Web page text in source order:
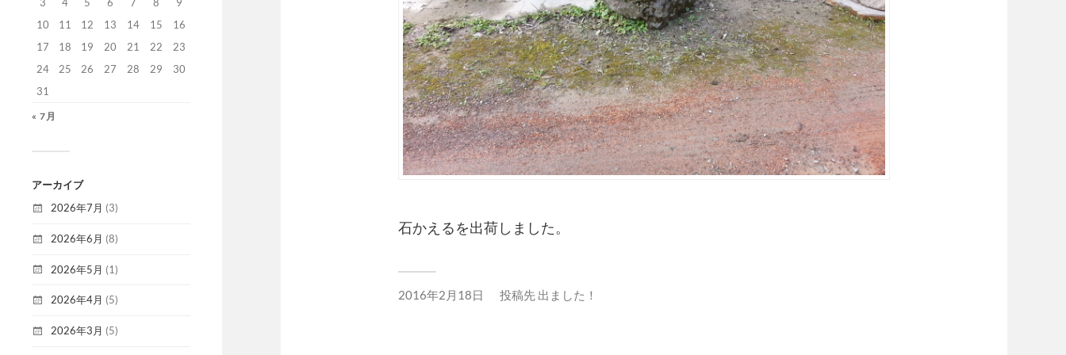
10
11 12 13 14 15
16
17
18 19 20 21 22
23
24
25 26 27 28 29
30
31
« 7月
アーカイブ
2026年7月 (3)
2026年6月 (8)
2026年5月 (1)
2026年4月 (5)
2026年3月 (5)
石かえるを出荷しました。
2016年2月18日 投稿先 出ました！